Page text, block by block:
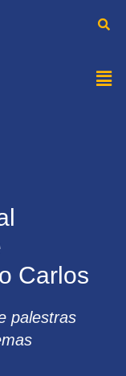
Carlos
palestras